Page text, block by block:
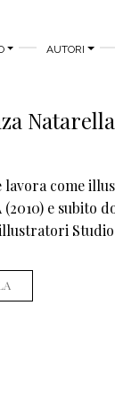
AUTORI
Natarella
lavora come
e subito